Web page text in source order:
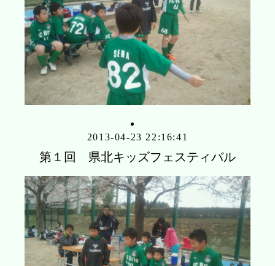
2013-04-23 22:16:41
第１回 県北キッズフェスティバル